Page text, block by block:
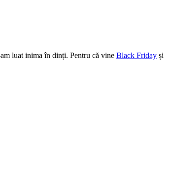
luat inima în dinți. Pentru că vine Black Friday și